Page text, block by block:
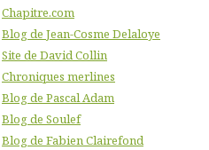
Chapitre.com
Blog de Jean-Cosme Delaloye
Site de David Collin
Chroniques merlines
Blog de Pascal Adam
Blog de Soulef
Blog de Fabien Clairefond